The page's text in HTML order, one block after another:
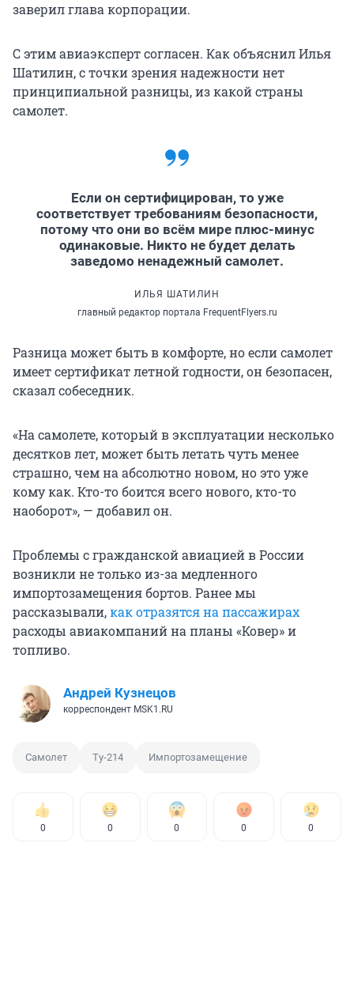
заверил глава корпорации.
С этим авиаэксперт согласен. Как объяснил Илья
Шатилин, с точки зрения надежности нет
принципиальной разницы, из какой страны
самолет.
Если он сертифицирован, то уже
соответствует требованиям безопасности,
потому что они во всём мире плюс-минус
одинаковые. Никто не будет делать
заведомо ненадежный самолет.
ИЛЬЯ ШАТИЛИН
главный редактор портала FrequentFlyers.ru
Разница может быть в комфорте, но если самолет
имеет сертификат летной годности, он безопасен,
сказал собеседник.
«На самолете, который в эксплуатации несколько
десятков лет, может быть летать чуть менее
страшно, чем на абсолютно новом, но это уже
кому как. Кто-то боится всего нового, кто-то
наоборот», — добавил он.
Проблемы с гражданской авиацией в России
возникли не только из-за медленного
импортозамещения бортов. Ранее мы
рассказывали,какотразятся на пассажирах
расходы авиакомпаний на планы «Ковер» и
топливо.
Андрей Кузнецов
корреспондент MSK1.RU
Самолет Ту-214 Импортозамещение
0 0 0 0 0